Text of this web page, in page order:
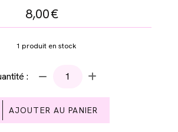
8,00€
1 produit en stock
:
AJOUTER AU PANIER